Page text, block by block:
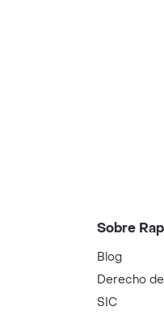
Sobre
Blog
Derecho
SIC